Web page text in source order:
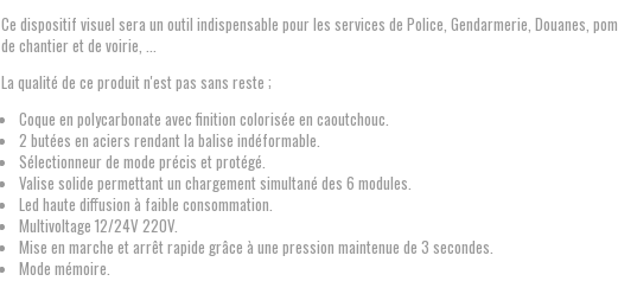
Ce dispositif visuel sera un outil indispensable pour les services de Police, Gendarmerie, Douanes,
de chantier et de voirie, ...
La qualité de ce produit n'est pas sans reste ;
Coque en polycarbonate avec finition colorisée en caoutchouc.
2 butées en aciers rendant la balise indéformable.
Sélectionneur de mode précis et protégé.
Valise solide permettant un chargement simultané des 6 modules.
Led haute diffusion à faible consommation.
Multivoltage 12/24V 220V.
Mise en marche et arrêt rapide grâce à une pression maintenue de 3 secondes.
Mode mémoire.